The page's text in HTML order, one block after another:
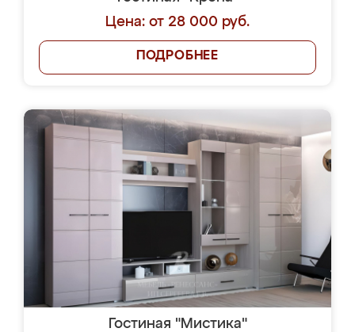
Цена: от 28 000 руб.
ПОДРОБНЕЕ
Гостиная "Мистика"